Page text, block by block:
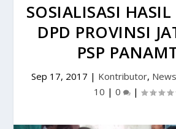
SOSIALISASI HASIL
DPD PROVINSI
PSP
Sep 17, 2017 | Kontributor, News
10 | 0 |